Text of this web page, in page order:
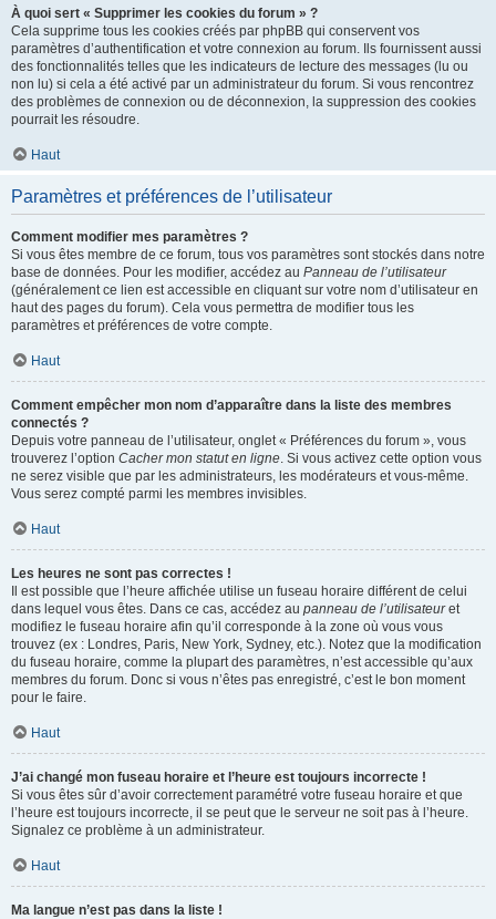
À quoi sert « Supprimer les cookies du forum » ?
Cela supprime tous les cookies créés par phpBB qui conservent vos
paramètres d’authentification et votre connexion au forum. Ils fournissent aussi
des fonctionnalités telles que les indicateurs de lecture des messages (lu ou
non lu) si cela a été activé par un administrateur du forum. Si vous rencontrez
des problèmes de connexion ou de déconnexion, la suppression des cookies
pourrait les résoudre.
Haut
Paramètres et préférences de l’utilisateur
Comment modifier mes paramètres ?
Si vous êtes membre de ce forum, tous vos paramètres sont stockés dans notre
base de données. Pour les modifier, accédez au Panneau de l’utilisateur
(généralement ce lien est accessible en cliquant sur votre nom d’utilisateur en
haut des pages du forum). Cela vous permettra de modifier tous les
paramètres et préférences de votre compte.
Haut
Comment empêcher mon nom d’apparaître dans la liste des membres
connectés ?
Depuis votre panneau de l’utilisateur, onglet « Préférences du forum », vous
trouverez l’option Cacher mon statut en ligne. Si vous activez cette option vous
ne serez visible que par les administrateurs, les modérateurs et vous-même.
Vous serez compté parmi les membres invisibles.
Haut
Les heures ne sont pas correctes !
Il est possible que l’heure affichée utilise un fuseau horaire différent de celui
dans lequel vous êtes. Dans ce cas, accédez au panneau de l’utilisateuret
modifiez le fuseau horaire afin qu’il corresponde à la zone où vous vous
trouvez (ex : Londres, Paris, New York, Sydney, etc.). Notez que la modification
du fuseau horaire, comme la plupart des paramètres, n’est accessible qu’aux
membres du forum. Donc si vous n’êtes pas enregistré, c’est le bon moment
pour le faire.
Haut
J’ai changé mon fuseau horaire et l’heure est toujours incorrecte !
Si vous êtes sûr d’avoir correctement paramétré votre fuseau horaire et que
l’heure est toujours incorrecte, il se peut que le serveur ne soit pas à l’heure.
Signalez ce problème à un administrateur.
Haut
Ma langue n’est pas dans la liste !